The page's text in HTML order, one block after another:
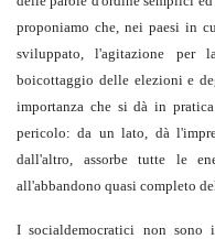
proponiamo che, nei paesi in
sviluppato, l'agitazione
boicottaggio delle elezioni e
importanza che si dà in
pericolo: da un lato, dà
dall'altro, assorbe tutte le
all'abbandono quasi completo
I socialdemocratici non sono